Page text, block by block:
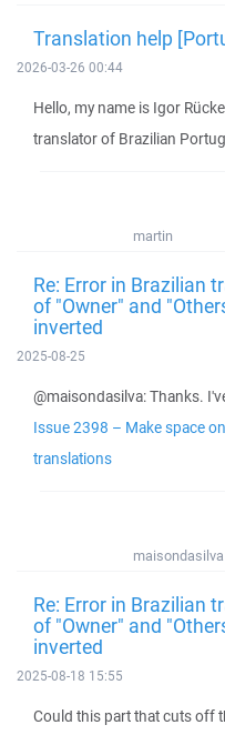
Translation help
2026-03-26 00:44
Hello, my name is Igor
translator of Brazilian
martin
Re: Error in Brazilian
of "Owner" and
inverted
2025-08-25
@maisondasilva: Thanks.
Issue 2398 – Make space
translations
maisondasilva
Re: Error in Brazilian
of "Owner" and
inverted
2025-08-18 15:55
Could this part that cuts off